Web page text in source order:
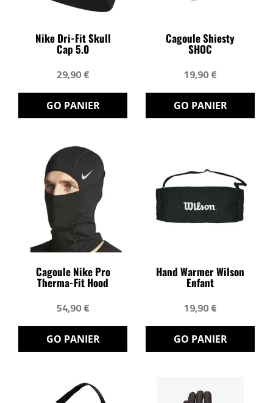
Nike Dri-Fit Skull
Cap 5.0
29,90 €
GO PANIER
Cagoule Shiesty
SHOC
19,90 €
GO PANIER
Cagoule Nike Pro
Therma-Fit Hood
54,90 €
GO PANIER
Hand Warmer Wilson
Enfant
19,90 €
GO PANIER